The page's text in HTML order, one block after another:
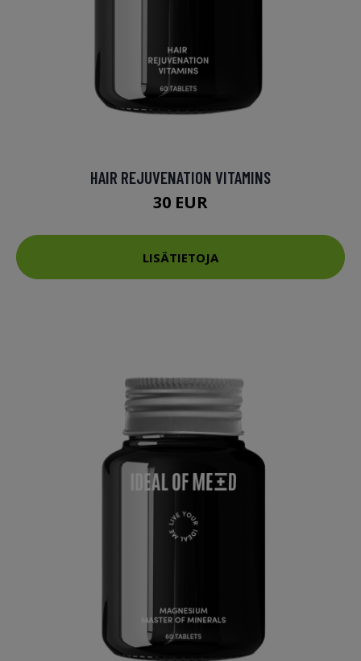
HAIR REJUVENATION VITAMINS
30 EUR
LISÄTIETOJA